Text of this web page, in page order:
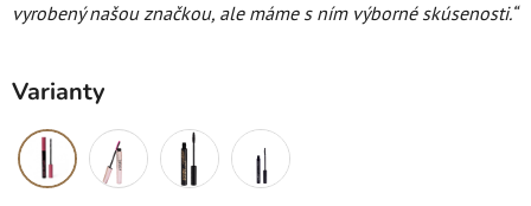
vyrobený našou značkou, ale máme s ním výborné skúsenosti.“
Varianty